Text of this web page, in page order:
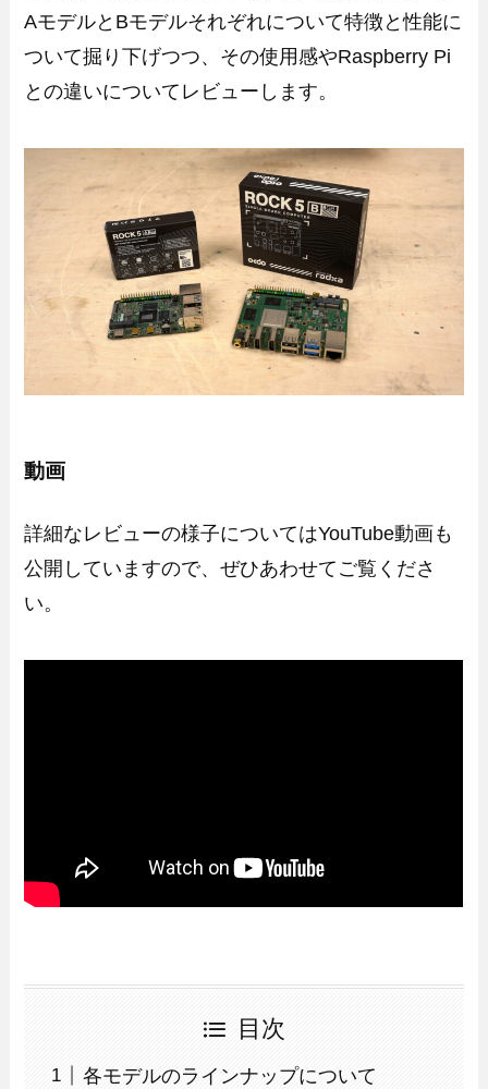
AモデルとBモデルそれぞれについて特徴と性能に
ついて掘り下げつつ、その使用感やRaspberry Pi
との違いについてレビューします。
動画
詳細なレビューの様子についてはYouTube動画も
公開していますので、ぜひあわせてご覧くださ
い。
目次
各モデルのラインナップについて